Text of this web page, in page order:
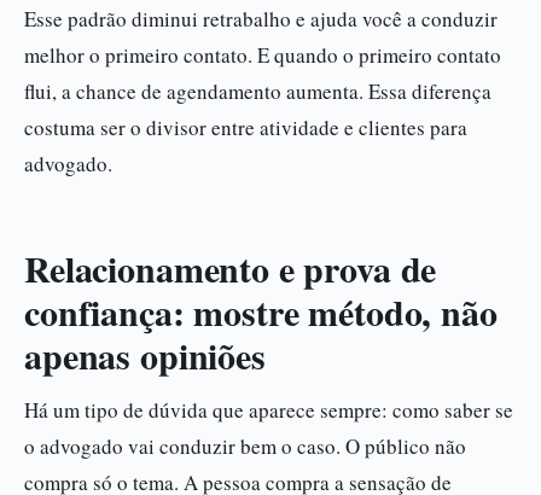
Esse padrão diminui retrabalho e ajuda você a conduzir
melhor o primeiro contato. E quando o primeiro contato
flui, a chance de agendamento aumenta. Essa diferença
costuma ser o divisor entre atividade e clientes para
advogado.
Relacionamento e prova de
confiança: mostre método, não
apenas opiniões
Há um tipo de dúvida que aparece sempre: como saber se
o advogado vai conduzir bem o caso. O público não
compra só o tema. A pessoa compra a sensação de